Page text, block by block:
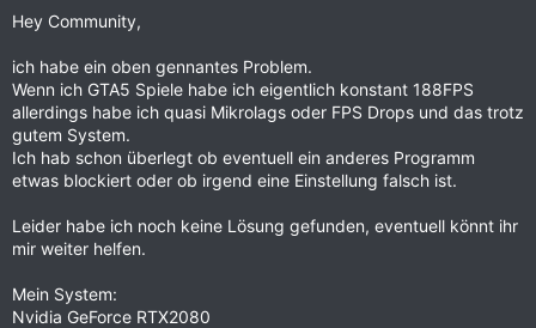
Hey Community,
ich habe ein oben gennantes Problem.
Wenn ich GTA5 Spiele habe ich eigentlich konstant 188FPS
allerdings habe ich quasi Mikrolags oder FPS Drops und das trotz
gutem System.
Ich hab schon überlegt ob eventuell ein anderes Programm
etwas blockiert oder ob irgend eine Einstellung falsch ist.
Leider habe ich noch keine Lösung gefunden, eventuell könnt ihr
mir weiter helfen.
Mein System:
Nvidia GeForce RTX2080